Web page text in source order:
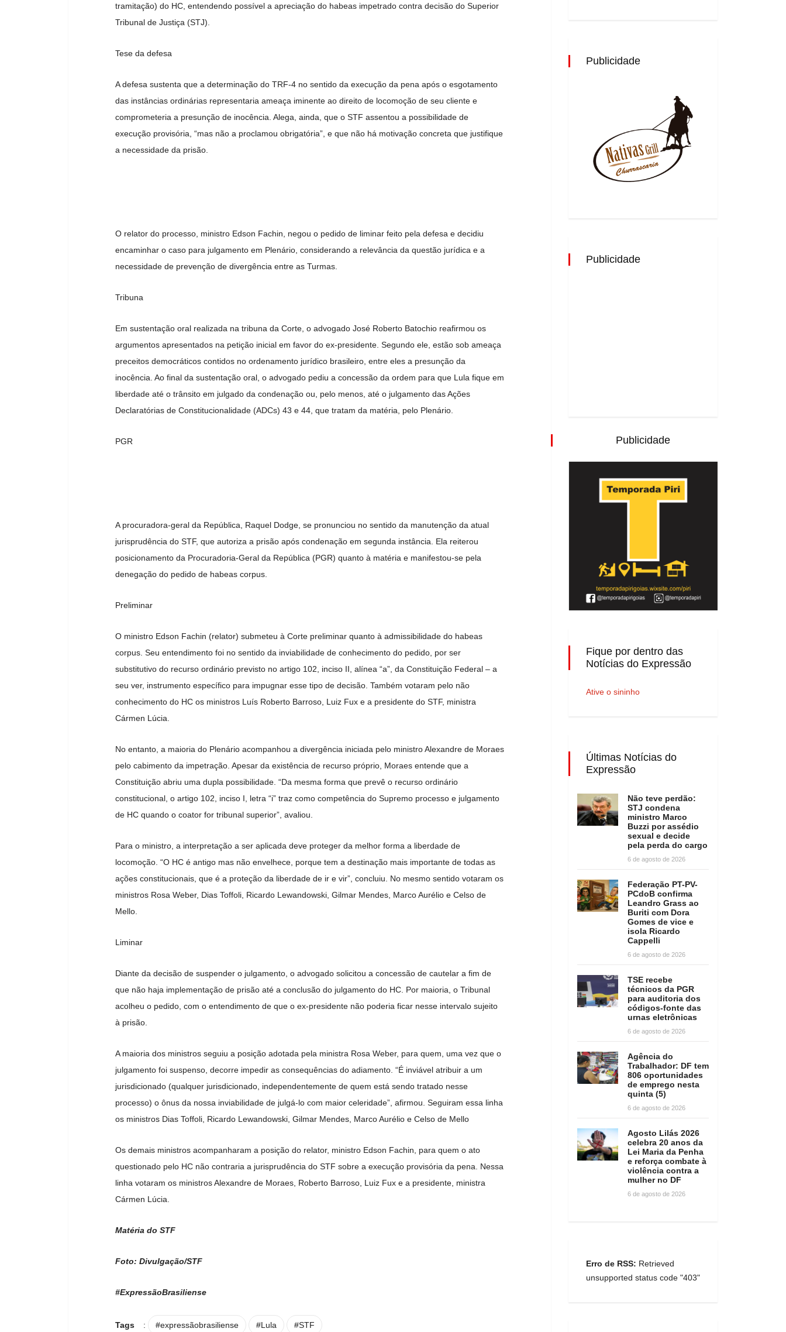
tramitação) do HC, entendendo possível a apreciação do habeas impetrado contra decisão do Superior
Tribunal de Justiça (STJ).
Tese da defesa
A defesa sustenta que a determinação do TRF-4 no sentido da execução da pena após o esgotamento
das instâncias ordinárias representaria ameaça iminente ao direito de locomoção de seu cliente e
comprometeria a presunção de inocência. Alega, ainda, que o STF assentou a possibilidade de
execução provisória, “mas não a proclamou obrigatória”, e que não há motivação concreta que justifique
a necessidade da prisão.
O relator do processo, ministro Edson Fachin, negou o pedido de liminar feito pela defesa e decidiu
encaminhar o caso para julgamento em Plenário, considerando a relevância da questão jurídica e a
necessidade de prevenção de divergência entre as Turmas.
Tribuna
Em sustentação oral realizada na tribuna da Corte, o advogado José Roberto Batochio reafirmou os
argumentos apresentados na petição inicial em favor do ex-presidente. Segundo ele, estão sob ameaça
preceitos democráticos contidos no ordenamento jurídico brasileiro, entre eles a presunção da
inocência. Ao final da sustentação oral, o advogado pediu a concessão da ordem para que Lula fique em
liberdade até o trânsito em julgado da condenação ou, pelo menos, até o julgamento das Ações
Declaratórias de Constitucionalidade (ADCs) 43 e 44, que tratam da matéria, pelo Plenário.
PGR
A procuradora-geral da República, Raquel Dodge, se pronunciou no sentido da manutenção da atual
jurisprudência do STF, que autoriza a prisão após condenação em segunda instância. Ela reiterou
posicionamento da Procuradoria-Geral da República (PGR) quanto à matéria e manifestou-se pela
denegação do pedido de habeas corpus.
Preliminar
O ministro Edson Fachin (relator) submeteu à Corte preliminar quanto à admissibilidade do habeas
corpus. Seu entendimento foi no sentido da inviabilidade de conhecimento do pedido, por ser
substitutivo do recurso ordinário previsto no artigo 102, inciso II, alínea “a”, da Constituição Federal – a
seu ver, instrumento específico para impugnar esse tipo de decisão. Também votaram pelo não
conhecimento do HC os ministros Luís Roberto Barroso, Luiz Fux e a presidente do STF, ministra
Cármen Lúcia.
No entanto, a maioria do Plenário acompanhou a divergência iniciada pelo ministro Alexandre de Moraes
pelo cabimento da impetração. Apesar da existência de recurso próprio, Moraes entende que a
Constituição abriu uma dupla possibilidade. “Da mesma forma que prevê o recurso ordinário
constitucional, o artigo 102, inciso I, letra “i” traz como competência do Supremo processo e julgamento
de HC quando o coator for tribunal superior”, avaliou.
Para o ministro, a interpretação a ser aplicada deve proteger da melhor forma a liberdade de
locomoção. “O HC é antigo mas não envelhece, porque tem a destinação mais importante de todas as
ações constitucionais, que é a proteção da liberdade de ir e vir”, concluiu. No mesmo sentido votaram os
ministros Rosa Weber, Dias Toffoli, Ricardo Lewandowski, Gilmar Mendes, Marco Aurélio e Celso de
Mello.
Liminar
Diante da decisão de suspender o julgamento, o advogado solicitou a concessão de cautelar a fim de
que não haja implementação de prisão até a conclusão do julgamento do HC. Por maioria, o Tribunal
acolheu o pedido, com o entendimento de que o ex-presidente não poderia ficar nesse intervalo sujeito
à prisão.
A maioria dos ministros seguiu a posição adotada pela ministra Rosa Weber, para quem, uma vez que o
julgamento foi suspenso, decorre impedir as consequências do adiamento. “É inviável atribuir a um
jurisdicionado (qualquer jurisdicionado, independentemente de quem está sendo tratado nesse
processo) o ônus da nossa inviabilidade de julgá-lo com maior celeridade”, afirmou. Seguiram essa linha
os ministros Dias Toffoli, Ricardo Lewandowski, Gilmar Mendes, Marco Aurélio e Celso de Mello
Os demais ministros acompanharam a posição do relator, ministro Edson Fachin, para quem o ato
questionado pelo HC não contraria a jurisprudência do STF sobre a execução provisória da pena. Nessa
linha votaram os ministros Alexandre de Moraes, Roberto Barroso, Luiz Fux e a presidente, ministra
Cármen Lúcia.
Matéria do STF
Foto: Divulgação/STF
#ExpressãoBrasiliense
Tags : #expressãobrasiliense #Lula #STF
Publicidade
Publicidade
Publicidade
Fique por dentro das
Notícias do Expressão
Ative o sininho
Últimas Notícias do
Expressão
Não teve perdão:
STJ condena
ministro Marco
Buzzi por assédio
sexual e decide
pela perda do cargo
6 de agosto de 2026
Federação PT-PV-
PCdoB confirma
Leandro Grass ao
Buriti com Dora
Gomes de vice e
isola Ricardo
Cappelli
6 de agosto de 2026
TSE recebe
técnicos da PGR
para auditoria dos
códigos-fonte das
urnas eletrônicas
6 de agosto de 2026
Agência do
Trabalhador: DF tem
806 oportunidades
de emprego nesta
quinta (5)
6 de agosto de 2026
Agosto Lilás 2026
celebra 20 anos da
Lei Maria da Penha
e reforça combate à
violência contra a
mulher no DF
6 de agosto de 2026
Erro de RSS: Retrieved
unsupported status code "403"